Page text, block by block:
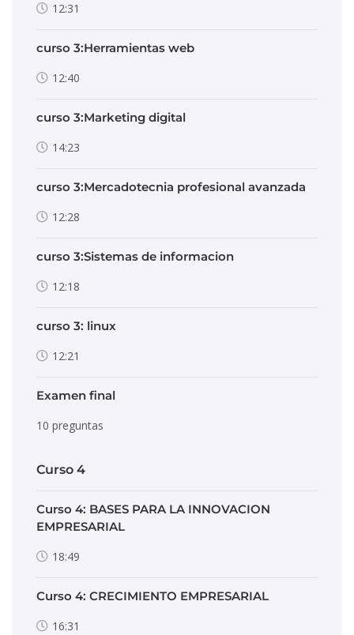
12:31
curso 3:Herramientas web
12:40
curso 3:Marketing digital
14:23
curso 3:Mercadotecnia profesional avanzada
12:28
curso 3:Sistemas de informacion
12:18
curso 3: linux
12:21
Examen final
10 preguntas
Curso 4
Curso 4: BASES PARA LA INNOVACION
EMPRESARIAL
18:49
Curso 4: CRECIMIENTO EMPRESARIAL
16:31